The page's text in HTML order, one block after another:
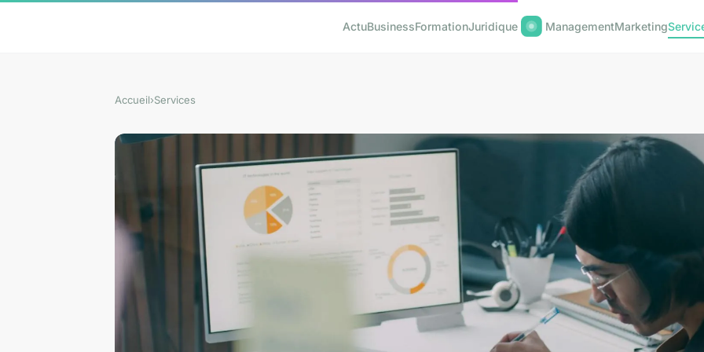
ActuBusinessFormationJuridique ManagementMarketing
Accueil›Services